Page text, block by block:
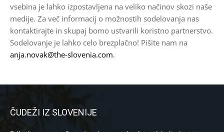
vsebina je lahko izpostavljena na veliko načinov skozi naše
medije. Za več informacij o možnostih sodelovanja nas
kontaktirajte in skupaj bomo ustvarili koristno partnerstvo.
Sodelovanje je lahko celo brezplačno! Pišite nam na
anja.novak@the-slovenia.com.
ČUDEŽI IZ SLOVENIJE